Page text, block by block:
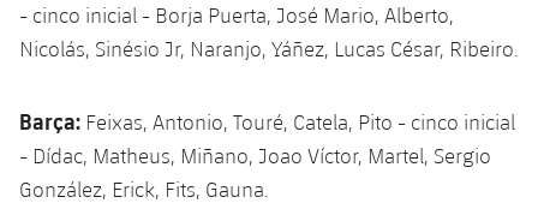
- cinco inicial - Borja Puerta, José Mario, Alberto,
Nicolás, Sinésio Jr, Naranjo, Yáñez, Lucas César, Ribeiro.
Barça: Feixas, Antonio, Touré, Catela, Pito - cinco inicial
- Dídac, Matheus, Miñano, Joao Víctor, Martel, Sergio
González, Erick, Fits, Gauna.